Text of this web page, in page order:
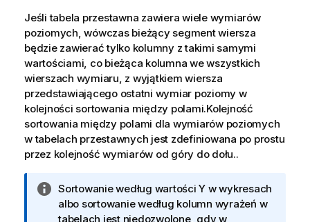
Jeśli tabela przestawna zawiera wiele wymiarów
poziomych, wówczas bieżący segment wiersza
będzie zawierać tylko kolumny z takimi samymi
wartościami, co bieżąca kolumna we wszystkich
wierszach wymiaru, z wyjątkiem wiersza
przedstawiającego ostatni wymiar poziomy w
kolejności sortowania między polami.Kolejność
sortowania między polami dla wymiarów poziomych
w tabelach przestawnych jest zdefiniowana po prostu
przez kolejność wymiarów od góry do dołu..
I
n
f
Sortowanie według wartości Y w wykresach
albo sortowanie według kolumn wyrażeń w
tabelach jest niedozwolone, gdy w